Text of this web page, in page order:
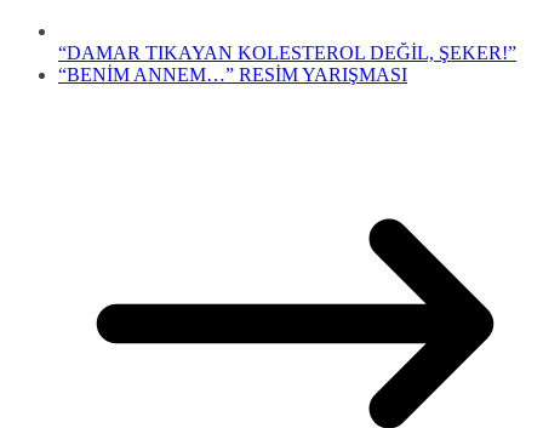
“DAMAR TIKAYAN KOLESTEROL DEĞİL, ŞEKER!”
“BENİM ANNEM…” RESİM YARIŞMASI